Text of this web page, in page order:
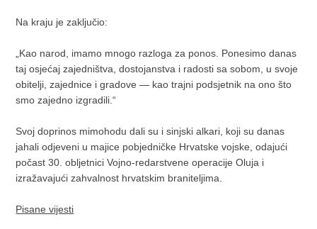
Na kraju je zaključio:
„Kao narod, imamo mnogo razloga za ponos. Ponesimo danas
taj osjećaj zajedništva, dostojanstva i radosti sa sobom, u svoje
obitelji, zajednice i gradove — kao trajni podsjetnik na ono što
smo zajedno izgradili.“
Svoj doprinos mimohodu dali su i sinjski alkari, koji su danas
jahali odjeveni u majice pobjedničke Hrvatske vojske, odajući
počast 30. obljetnici Vojno-redarstvene operacije Oluja i
izražavajući zahvalnost hrvatskim braniteljima.
Pisane vijesti